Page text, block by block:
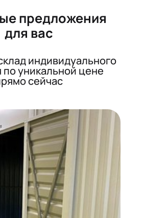
предложения
для вас
индивидуального
по уникальной цене
сейчас